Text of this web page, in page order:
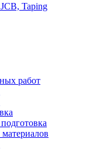
Taping
работ